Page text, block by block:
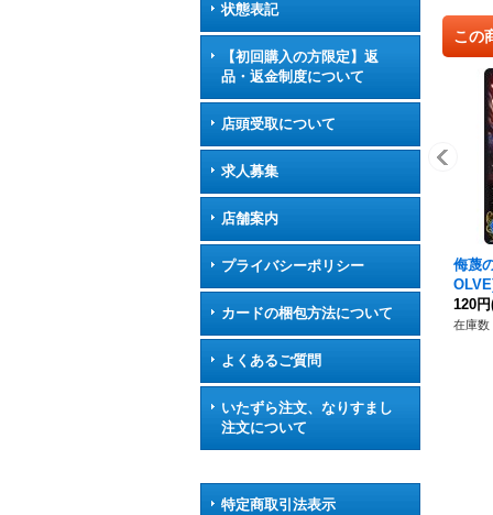
状態表記
【初回購入の方限定】返
品・返金制度について
店頭受取について
求人募集
店舗案内
プライバシーポリシー
カードの梱包方法について
よくあるご質問
いたずら注文、なりすまし
注文について
特定商取引法表示
この
侮蔑
《ド
120円
在庫数